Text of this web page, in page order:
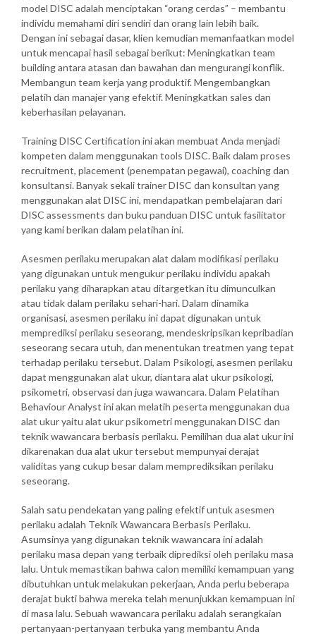
model DISC adalah menciptakan “orang cerdas” – membantu
individu memahami diri sendiri dan orang lain lebih baik.
Dengan ini sebagai dasar, klien kemudian memanfaatkan model
untuk mencapai hasil sebagai berikut: Meningkatkan team
building antara atasan dan bawahan dan mengurangi konflik.
Membangun team kerja yang produktif. Mengembangkan
pelatih dan manajer yang efektif. Meningkatkan sales dan
keberhasilan pelayanan.
Training DISC Certification ini akan membuat Anda menjadi
kompeten dalam menggunakan tools DISC. Baik dalam proses
recruitment, placement (penempatan pegawai), coaching dan
konsultansi. Banyak sekali trainer DISC dan konsultan yang
menggunakan alat DISC ini, mendapatkan pembelajaran dari
DISC assessments dan buku panduan DISC untuk fasilitator
yang kami berikan dalam pelatihan ini.
Asesmen perilaku merupakan alat dalam modifikasi perilaku
yang digunakan untuk mengukur perilaku individu apakah
perilaku yang diharapkan atau ditargetkan itu dimunculkan
atau tidak dalam perilaku sehari-hari. Dalam dinamika
organisasi, asesmen perilaku ini dapat digunakan untuk
memprediksi perilaku seseorang, mendeskripsikan kepribadian
seseorang secara utuh, dan menentukan treatmen yang tepat
terhadap perilaku tersebut. Dalam Psikologi, asesmen perilaku
dapat menggunakan alat ukur, diantara alat ukur psikologi,
psikometri, observasi dan juga wawancara. Dalam Pelatihan
Behaviour Analyst ini akan melatih peserta menggunakan dua
alat ukur yaitu alat ukur psikometri menggunakan DISC dan
teknik wawancara berbasis perilaku. Pemilihan dua alat ukur ini
dikarenakan dua alat ukur tersebut mempunyai derajat
validitas yang cukup besar dalam memprediksikan perilaku
seseorang.
Salah satu pendekatan yang paling efektif untuk asesmen
perilaku adalah Teknik Wawancara Berbasis Perilaku.
Asumsinya yang digunakan teknik wawancara ini adalah
perilaku masa depan yang terbaik diprediksi oleh perilaku masa
lalu. Untuk memastikan bahwa calon memiliki kemampuan yang
dibutuhkan untuk melakukan pekerjaan, Anda perlu beberapa
derajat bukti bahwa mereka telah menunjukkan kemampuan ini
di masa lalu. Sebuah wawancara perilaku adalah serangkaian
pertanyaan-pertanyaan terbuka yang membantu Anda